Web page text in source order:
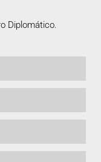
Diplomático.